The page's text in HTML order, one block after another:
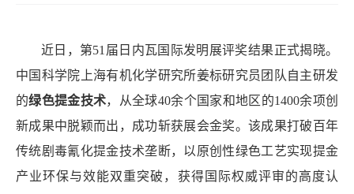
近日，第51 届日内瓦国际发明展评奖结果正式揭晓。
中国科学院上海有机化学研究所姜标研究员团队自主研发
的绿色提金技术，从全球40余个国家和地区的1400余项创
新成果中脱颖而出，成功斩获展会金奖。该成果打破百年
传统剧毒氰化提金技术垄断，以原创性绿色工艺实现提金
产业环保与效能双重突破，获得国际权威评审的高度认